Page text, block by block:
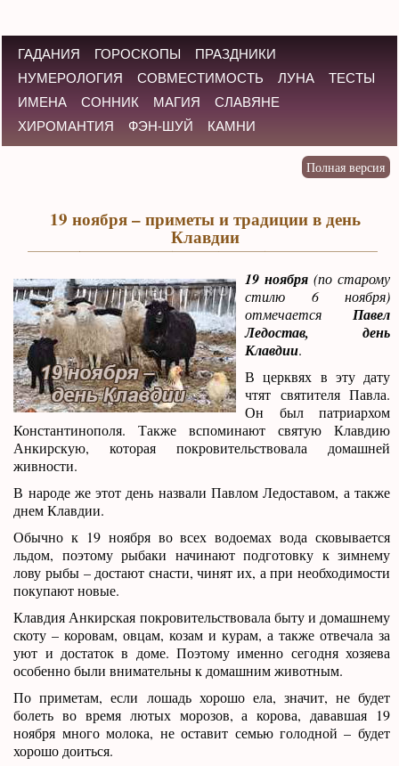
ГАДАНИЯ ГОРОСКОПЫ
ПРАЗДНИКИ
НУМЕРОЛОГИЯ
СОВМЕСТИМОСТЬ ЛУНА
ТЕСТЫ
ИМЕНА
СОННИК МАГИЯ
СЛАВЯНЕ
ХИРОМАНТИЯ
ФЭН-ШУЙ КАМНИ
19 ноября – приметы и традиции в день
Клавдии
19 ноября (по старому
стилю 6 ноября)
отмечается Павел
Ледостав, день
Клавдии.
В церквях в эту дату
чтят святителя Павла.
Он был патриархом
Константинополя. Также вспоминают святую Клавдию
Анкирскую, которая покровительствовала домашней
живности.
В народе же этот день назвали Павлом Ледоставом, а также
днем Клавдии.
Обычно к 19 ноября во всех водоемах вода сковывается
льдом, поэтому рыбаки начинают подготовку к зимнему
лову рыбы – достают снасти, чинят их, а при необходимости
покупают новые.
Клавдия Анкирская покровительствовала быту и домашнему
скоту – коровам, овцам, козам и курам, а также отвечала за
уют и достаток в доме. Поэтому именно сегодня хозяева
особенно были внимательны к домашним животным.
По приметам, если лошадь хорошо ела, значит, не будет
болеть во время лютых морозов, а корова, дававшая 19
ноября много молока, не оставит семью голодной – будет
хорошо доиться.